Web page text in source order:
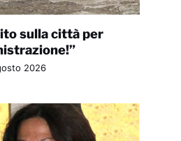
sulla città per
2026